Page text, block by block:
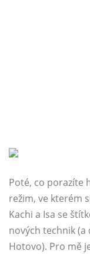
Poté, co porazíte
režim, ve kterém
Kachi a Isa se
nových technik
Hotovo). Pro mě